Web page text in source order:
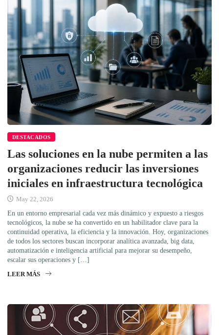
DESTACADOS
Las soluciones en la nube permiten a las
organizaciones reducir las inversiones
iniciales en infraestructura tecnológica
May 22, 2026
En un entorno empresarial cada vez más dinámico y expuesto a riesgos
tecnológicos, la nube se ha convertido en un habilitador clave para la
continuidad operativa, la eficiencia y la innovación. Hoy, organizaciones
de todos los sectores buscan incorporar analítica avanzada, big data,
automatización e inteligencia artificial para mejorar su desempeño,
escalar sus operaciones y […]
LEER MÁS